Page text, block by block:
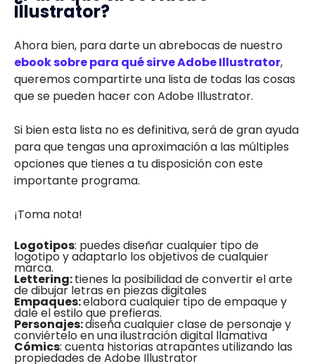
Illustrator?
Ahora bien, para darte un abrebocas de nuestro
ebook sobre para qué sirve Adobe Illustrator,
queremos compartirte una lista de todas las cosas
que se pueden hacer con Adobe Illustrator.
Si bien esta lista no es definitiva, será de gran ayuda
para que tengas una aproximación a las múltiples
opciones que tienes a tu disposición con este
importante programa.
¡Toma nota!
Logotipos: puedes diseñar cualquier tipo de
logotipo y adaptarlo los objetivos de cualquier
marca.
Lettering:tienes la posibilidad de convertir el arte
de dibujar letras en piezas digitales
Empaques:elabora cualquier tipo de empaque y
dale el estilo que prefieras.
Personajes:diseña cualquier clase de personaje y
conviértelo en una ilustración digital llamativa
Cómics: cuenta historias atrapantes utilizando las
propiedades de Adobe Illustrator